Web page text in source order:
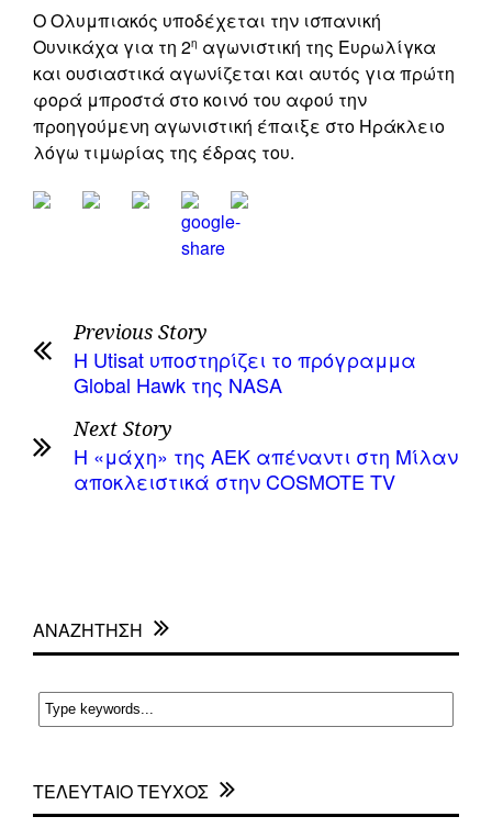
O Ολυμπιακός υποδέχεται την ισπανική
Ουνικάχα για τη 2η αγωνιστική της Ευρωλίγκα
και ουσιαστικά αγωνίζεται και αυτός για πρώτη
φορά μπροστά στο κοινό του αφού την
προηγούμενη αγωνιστική έπαιξε στο Ηράκλειο
λόγω τιμωρίας της έδρας του.
Previous Story
Η Utisat υποστηρίζει το πρόγραμμα
Global Hawk της NASA
Next Story
Η «μάχη» της ΑΕΚ απέναντι στη Μίλαν
αποκλειστικά στην COSMOTE TV
ΑΝΑΖΗΤΗΣΗ
ΤΕΛΕΥΤΑΙΟ ΤΕΥΧΟΣ